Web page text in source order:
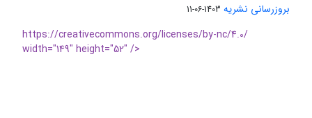
بروزرسانی نشریه 1403-06-11
https://creativecommons.org/licenses/by-nc/4.0/
width="149" height="52" />